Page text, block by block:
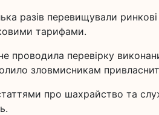
разів перевищували
тарифами.
перевірку
зловмисникам
про шахрайство та